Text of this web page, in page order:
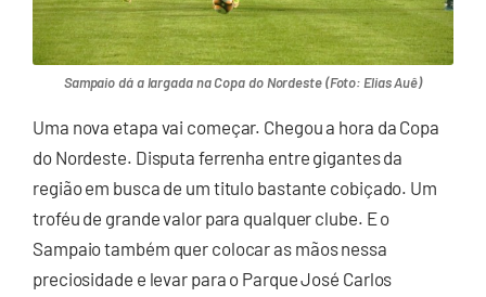
Sampaio dá a largada na Copa do Nordeste (Foto: Elias Auê)
Uma nova etapa vai começar. Chegou a hora da Copa
do Nordeste. Disputa ferrenha entre gigantes da
região em busca de um titulo bastante cobiçado. Um
troféu de grande valor para qualquer clube. E o
Sampaio também quer colocar as mãos nessa
preciosidade e levar para o Parque José Carlos